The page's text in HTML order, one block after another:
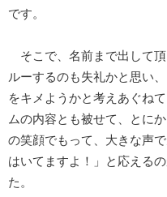
です。
そこで、名前まで出して
ルーするのも失礼かと思い
をキメようかと考えあぐね
ムの内容とも被せて、とに
の笑顔でもって、大きな声
はいてますよ！」と応える
た。